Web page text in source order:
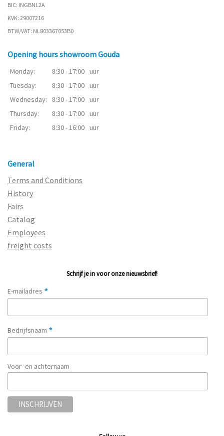
BIC: INGBNL2A
KVK: 29007216
BTW/VAT: NL803367053B0
Opening hours showroom Gouda
Monday: 8:30 - 17:00 uur
Tuesday:
8:30 - 17:00 uur
Wednesday:
8:30 - 17:00 uur
Thursday:
8:30 - 17:00 uur
Friday:
8:30 - 16:00 uur
General
Terms and Conditions
History
Fairs
Catalog
Employees
freight costs
Schrijf je in voor onze nieuwsbrief!
E-mailadres *
Bedrijfsnaam *
Voor- en achternaam